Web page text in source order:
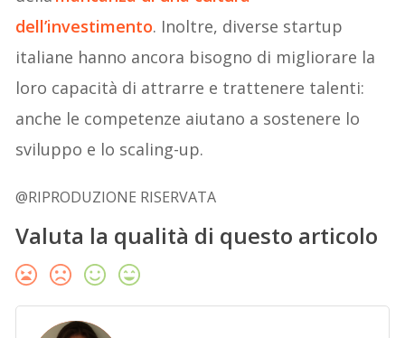
dell’investimento. Inoltre, diverse startup
italiane hanno ancora bisogno di migliorare la
loro capacità di attrarre e trattenere talenti:
anche le competenze aiutano a sostenere lo
sviluppo e lo scaling-up.
@RIPRODUZIONE RISERVATA
Valuta la qualità di questo articolo